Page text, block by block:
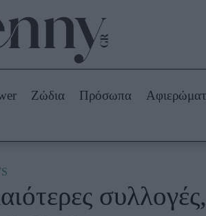
Beauty -
Ομορφιά
Skincare
Μακιγιάζ
Ζώδια
Ζώδια Πρόσωπα
συλλογές,